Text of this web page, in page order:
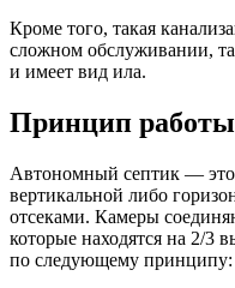
Кроме того, такая
сложном обслуживании,
и имеет вид ила.
Принцип работы
Автономный септик — это
вертикальной либо
отсеками. Камеры
которые находятся на 2/3
по следующему принципу: